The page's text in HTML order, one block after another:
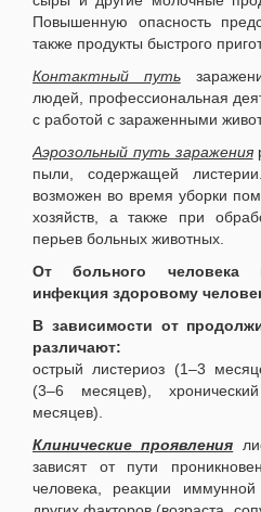
Повышенную опасность
также продукты быстрого
Контактный путь
людей, профессиональная
с работой с зараженными
Аэрозольный путь заражения
пыли, содержащей
возможен во время уборки
хозяйств, а также при
перьев больных животных.
От больного человека
инфекция здоровому
В зависимости от
различают:
острый листериоз (1–3
(3–6 месяцев),
месяцев).
Клинические проявления
зависят от пути
человека, реакции